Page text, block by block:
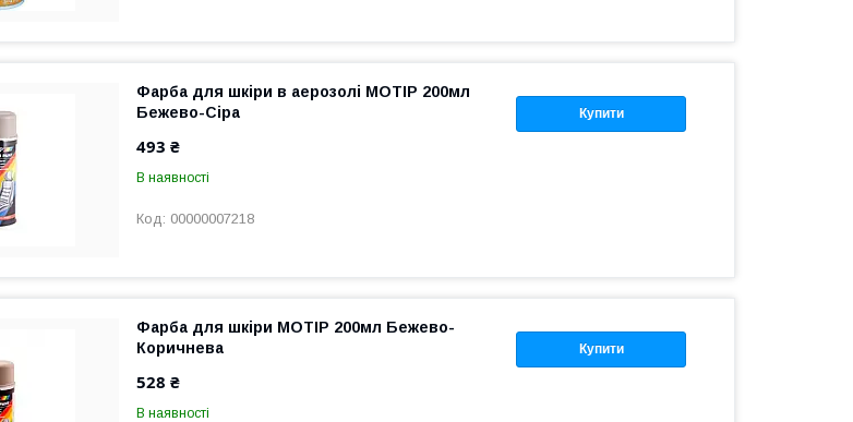
Купити
Фарба для шкіри в аерозолі MOTIP 200мл
Бежево-Сіра
493 ₴
В наявності
00000007218
Купити
Фарба для шкіри MOTIP 200мл Бежево-
Коричнева
528 ₴
В наявності